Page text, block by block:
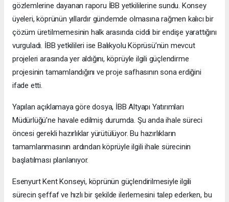
gözlemlerine dayanan raporu İBB yetkililerine sundu. Konsey
üyeleri, köprünün yıllardır gündemde olmasına rağmen kalıcı bir
çözüm üretilmemesinin halk arasında ciddi bir endişe yarattığını
vurguladı. İBB yetkilileri ise Balıkyolu Köprüsü’nün mevcut
projeleri arasında yer aldığını, köprüyle ilgili güçlendirme
projesinin tamamlandığını ve proje safhasının sona erdiğini
ifade etti.
Yapılan açıklamaya göre dosya, İBB Altyapı Yatırımları
Müdürlüğü’ne havale edilmiş durumda. Şu anda ihale süreci
öncesi gerekli hazırlıklar yürütülüyor. Bu hazırlıkların
tamamlanmasının ardından köprüyle ilgili ihale sürecinin
başlatılması planlanıyor.
Esenyurt Kent Konseyi, köprünün güçlendirilmesiyle ilgili
sürecin şeffaf ve hızlı bir şekilde ilerlemesini talep ederken, bu